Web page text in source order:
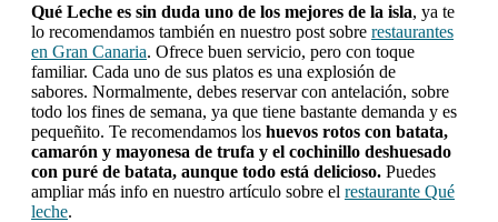
Qué Leche es sin duda uno de los mejores de la isla, ya te
lo recomendamos también en nuestro post sobre restaurantes
en Gran Canaria. Ofrece buen servicio, pero con toque
familiar. Cada uno de sus platos es una explosión de
sabores. Normalmente, debes reservar con antelación, sobre
todo los fines de semana, ya que tiene bastante demanda y es
pequeñito. Te recomendamos los huevos rotos con batata,
camarón y mayonesa de trufa y el cochinillo deshuesado
con puré de batata, aunque todo está delicioso. Puedes
ampliar más info en nuestro artículo sobre el restaurante Qué
leche.